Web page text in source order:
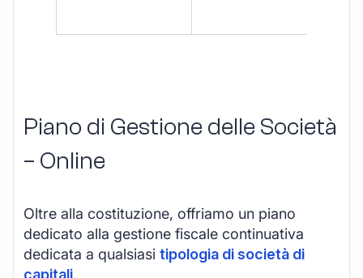
Piano di Gestione delle Società
– Online
Oltre alla costituzione, offriamo un piano
dedicato alla gestione fiscale continuativa
dedicata a qualsiasi tipologia di società di
capitali.